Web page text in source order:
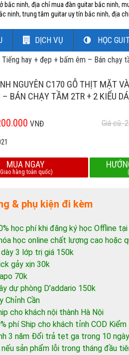
bắc ninh, địa chỉ mua đàn guitar bắc ninh,
ninh,trung tâm guitar uy tín bắc ninh, địa
DỊCH VỤ HỌC
hay + đẹp + bấm êm – Bán chạy
NGUYÊN C170 GỖ THỊT MẶT
BÁN CHẠY TẦM 2TR + 2 KIỂU
VNĐ Giá cũ:
MUA NGAY
hàng toàn quốc)
& phụ kiện đi kèm
học phí khi đăng ký học Offline
học online chất lượng cao hoặc
3 lớp trị giá 150k
gảy xịn 30k
70k
dự phòng D’addario 150k
Chỉnh Cần
cho khách nội thành Hà Nội
phí Ship cho khách tỉnh COD
3 năm Đổi trả tẹt ga trong 10
sản phẩm lỗi trong tháng đầu